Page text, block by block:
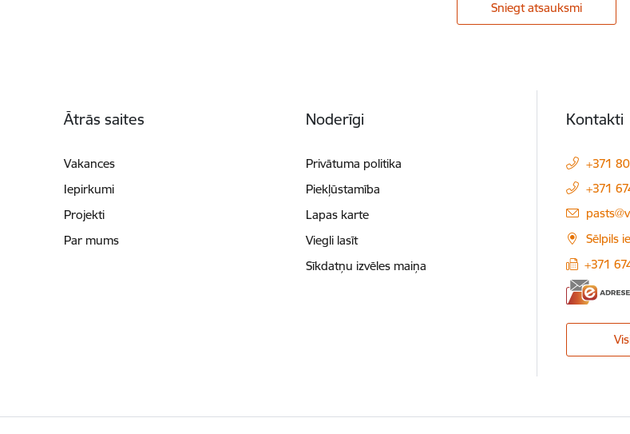
Sniegt atsauksmi
Ātrās saites
Vakances
Iepirkumi
Projekti
Par mums
Noderīgi
Privātuma politika
Piekļūstamība
Lapas karte
Viegli lasīt
Sīkdatņu izvēles maiņa
Kontakti
+371
+371
E-pasts:
Sēlpils
+371